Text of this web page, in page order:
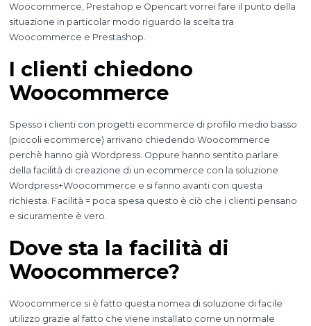
Woocommerce, Prestahop e Opencart vorrei fare il punto della
situazione in particolar modo riguardo la scelta tra
Woocommerce e Prestashop.
I clienti chiedono
Woocommerce
Spesso i clienti con progetti ecommerce di profilo medio basso
(piccoli ecommerce) arrivano chiedendo Woocommerce
perchè hanno già Wordpress. Oppure hanno sentito parlare
della facilità di creazione di un ecommerce con la soluzione
Wordpress+Woocommerce e si fanno avanti con questa
richiesta. Facilità = poca spesa questo è ciò che i clienti pensano
e sicuramente è vero.
Dove sta la facilità di
Woocommerce?
Woocommerce si è fatto questa nomea di soluzione di facile
utilizzo grazie al fatto che viene installato come un normale